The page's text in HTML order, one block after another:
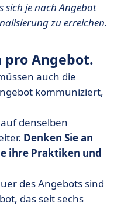
sich je nach Angebot
zu erreichen.
Angebot.
auch die
kommuniziert,
denselben
Denken Sie an
ihre Praktiken und
des Angebots sind
das seit sechs